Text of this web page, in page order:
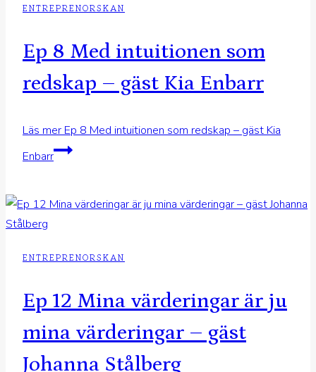
ENTREPRENORSKAN
Ep 8 Med intuitionen som
redskap – gäst Kia Enbarr
Läs mer Ep 8 Med intuitionen som redskap – gäst Kia
Enbarr
ENTREPRENORSKAN
Ep 12 Mina värderingar är ju
mina värderingar – gäst
Johanna Stålberg